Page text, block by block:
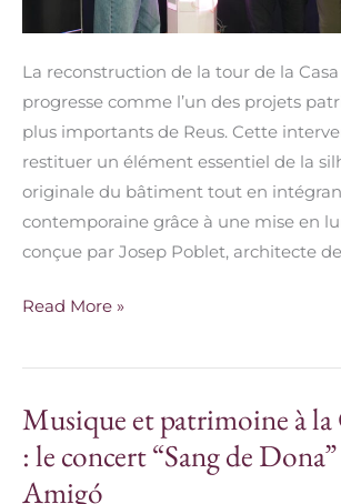
La reconstruction de la tour de la Casa
progresse comme l’un des projets
plus importants de Reus. Cette
restituer un élément essentiel de la
originale du bâtiment tout en
contemporaine grâce à une mise en
conçue par Josep Poblet, architecte
Read More »
Musique et patrimoine à la
: le concert “Sang de
Amigó
Musique
et
patrimoine